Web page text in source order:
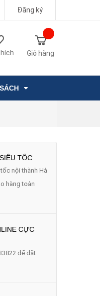
Đăng ký
Giỏ hàng
TỐC
nội thành Hà
hàng toàn
CỰC
để đặt